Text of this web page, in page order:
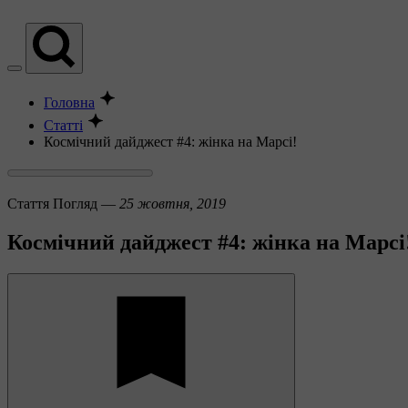
Головна
Статті
Космічний дайджест #4: жінка на Марсі!
Стаття Погляд — 25 жовтня, 2019
Космічний дайджест #4: жінка на